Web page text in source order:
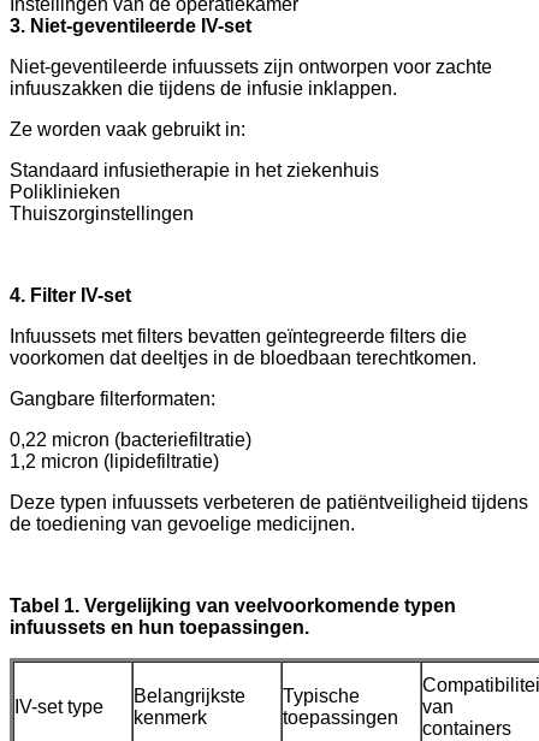
Instellingen van de operatiekamer
3. Niet-geventileerde IV-set
Niet-geventileerde infuussets zijn ontworpen voor zachte
infuuszakken die tijdens de infusie inklappen.
Ze worden vaak gebruikt in:
Standaard infusietherapie in het ziekenhuis
Poliklinieken
Thuiszorginstellingen
4. Filter IV-set
Infuussets met filters bevatten geïntegreerde filters die
voorkomen dat deeltjes in de bloedbaan terechtkomen.
Gangbare filterformaten:
0,22 micron (bacteriefiltratie)
1,2 micron (lipidefiltratie)
Deze typen infuussets verbeteren de patiëntveiligheid tijdens
de toediening van gevoelige medicijnen.
Tabel 1. Vergelijking van veelvoorkomende typen
infuussets en hun toepassingen.
IV-set type
Belangrijkste
kenmerk
Typische
toepassingen
van
containers